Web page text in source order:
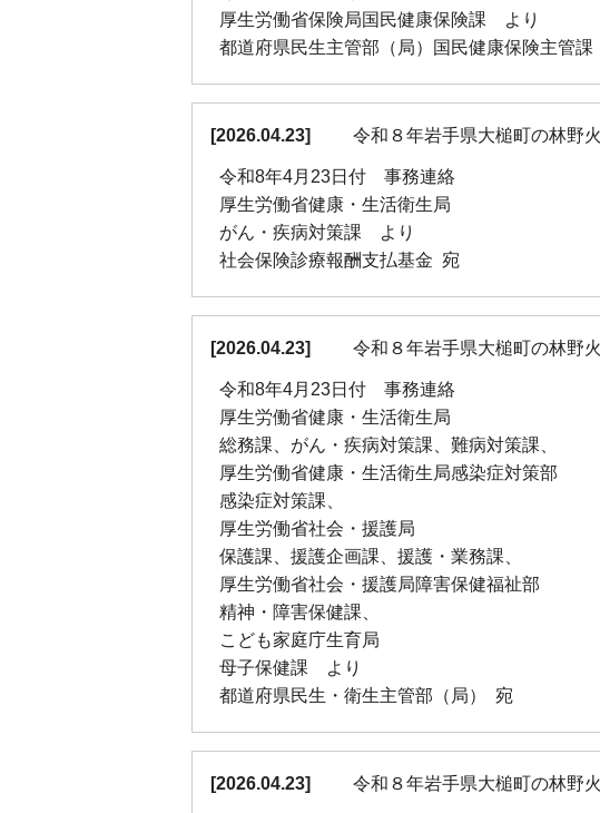
厚生労働省保険局国民健康保険課 より
都道府県民生主管部（局）国民健康保険主管
[2026.04.23] 令和８年岩手県大槌町の林野
令和8年4月23日付 事務連絡
厚生労働省健康・生活衛生局
がん・疾病対策課 より
社会保険診療報酬支払基金 宛
[2026.04.23] 令和８年岩手県大槌町の林野
令和8年4月23日付 事務連絡
厚生労働省健康・生活衛生局
総務課、がん・疾病対策課、難病対策課、
厚生労働省健康・生活衛生局感染症対策部
感染症対策課、
厚生労働省社会・援護局
保護課、援護企画課、援護・業務課、
厚生労働省社会・援護局障害保健福祉部
精神・障害保健課、
こども家庭庁生育局
母子保健課 より
都道府県民生・衛生主管部（局） 宛
[2026.04.23] 令和８年岩手県大槌町の林野